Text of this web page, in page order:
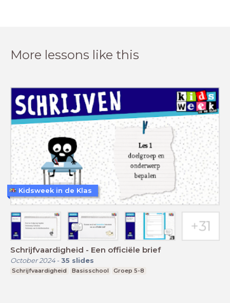
More lessons like this
Schrijfvaardigheid - Een officiële brief
October 2024- 35 slides
Schrijfvaardigheid Basisschool Groep 5-8
Kidsweek in de Klas